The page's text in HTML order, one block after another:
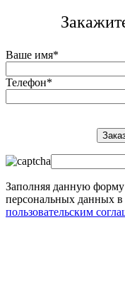
Ваше имя*
Телефон*
Заполняя данную форму
персональных данных в
пользовательским